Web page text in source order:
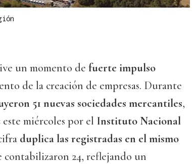
un momento de fuerte impulso
de la creación de empresas. Durante
51 nuevas sociedades mercantiles,
miércoles por el Instituto Nacional
duplica las registradas en el mismo
contabilizaron 24, reflejando un